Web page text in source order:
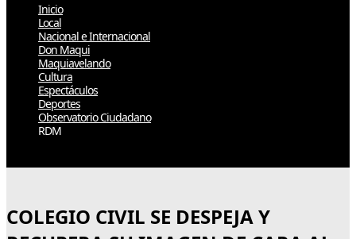
Inicio
Local
Nacional e Internacional
Don Maqui
Maquiavelando
Cultura
Espectáculos
Deportes
Observatorio Ciudadano
RDM
COLEGIO CIVIL SE DESPEJA Y